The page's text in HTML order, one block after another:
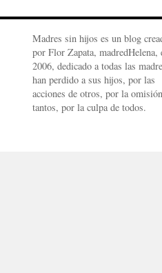
Madres sin hijos es un blog
por Flor Zapata, madredHelena,
2006, dedicado a todas las
han perdido a sus hijos, por las
acciones de otros, por la
tantos, por la culpa de todos.